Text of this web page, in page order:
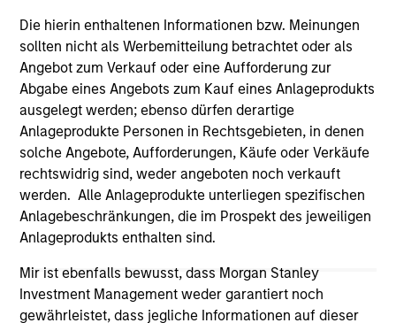
Die hierin enthaltenen Informationen bzw. Meinungen
sollten nicht als Werbemitteilung betrachtet oder als
Angebot zum Verkauf oder eine Aufforderung zur
Abgabe eines Angebots zum Kauf eines Anlageprodukts
ausgelegt werden; ebenso dürfen derartige
Anlageprodukte Personen in Rechtsgebieten, in denen
solche Angebote, Aufforderungen, Käufe oder Verkäufe
rechtswidrig sind, weder angeboten noch verkauft
werden. Alle Anlageprodukte unterliegen spezifischen
Anlagebeschränkungen, die im Prospekt des jeweiligen
Anlageprodukts enthalten sind.
Mir ist ebenfalls bewusst, dass Morgan Stanley
Investment Management weder garantiert noch
gewährleistet, dass jegliche Informationen auf dieser
information contained in any hyperlinked site. In no event
shall we be responsible for the information contained on
the site or your use of such site.
Morgan Stanley